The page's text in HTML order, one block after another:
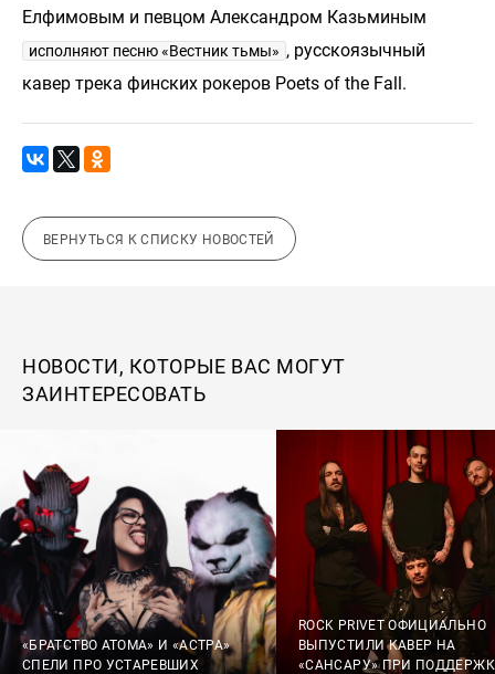
Елфимовым и певцом Александром Казьминым
исполняют песню «Вестник тьмы» , русскоязычный
кавер трека финских рокеров Poets of the Fall.
ВЕРНУТЬСЯ К СПИСКУ НОВОСТЕЙ
НОВОСТИ, КОТОРЫЕ ВАС МОГУТ
ЗАИНТЕРЕСОВАТЬ
«БРАТСТВО АТОМА» И «АСТРА»
СПЕЛИ ПРО УСТАРЕВШИХ
ROCK PRIVET ОФИЦИАЛЬНО
ВЫПУСТИЛИ КАВЕР НА
«САНСАРУ» ПРИ